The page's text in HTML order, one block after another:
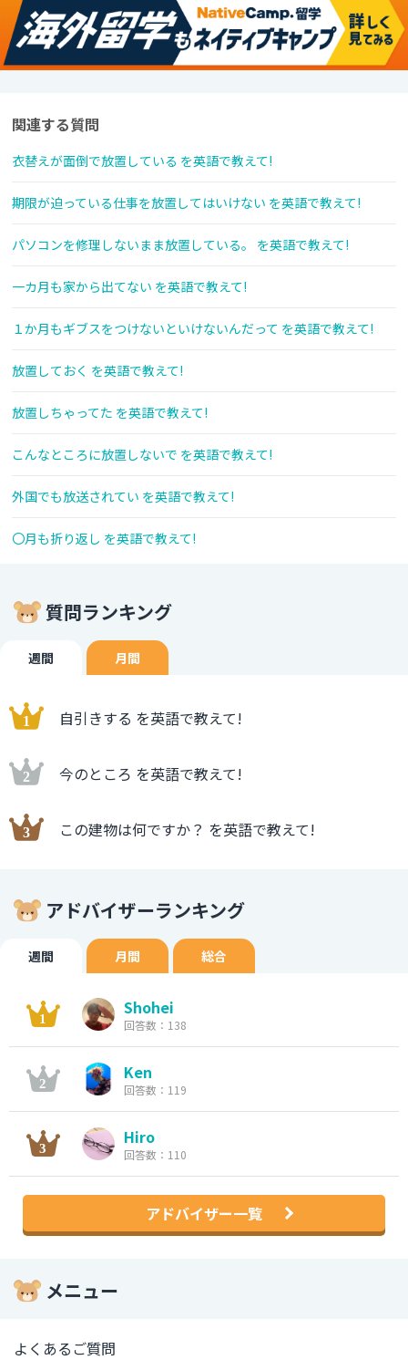
関連する質問
衣替えが面倒で放置している を英語で教えて!
期限が迫っている仕事を放置してはいけない を英語で教えて!
パソコンを修理しないまま放置している。 を英語で教えて!
一カ月も家から出てない を英語で教えて!
１か月もギブスをつけないといけないんだって を英語で教えて!
放置しておく を英語で教えて!
放置しちゃってた を英語で教えて!
こんなところに放置しないで を英語で教えて!
外国でも放送されてい を英語で教えて!
〇月も折り返し を英語で教えて!
質問ランキング
週間 月間
自引きする を英語で教えて!
今のところ を英語で教えて!
この建物は何ですか？ を英語で教えて!
アドバイザーランキング
週間 月間 総合
Shohei
回答数：138
Ken
回答数：119
Hiro
回答数：110
アドバイザー一覧
メニュー
よくあるご質問